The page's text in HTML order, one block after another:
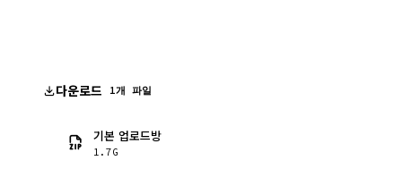
다운로드 1개 파일
기본 업로드방
1.7G